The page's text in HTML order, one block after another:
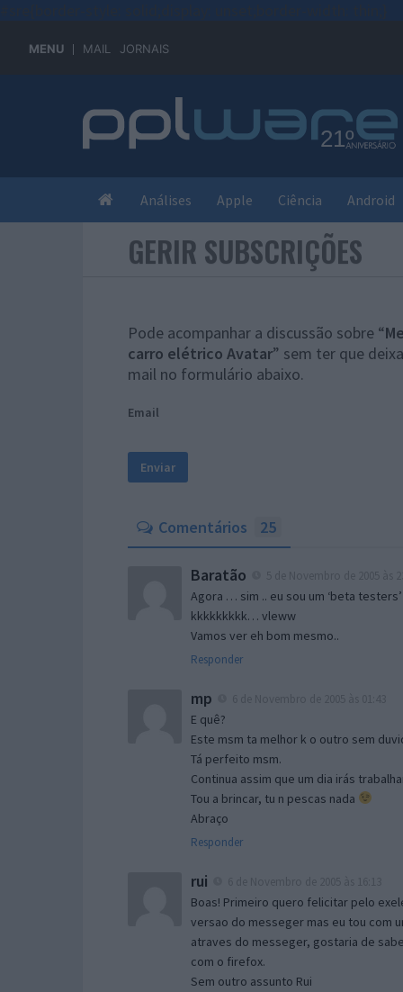
MENU MAIL JORNAIS
Análises Apple Ciência Android
GERIR SUBSCRIÇÕES
Pode acompanhar a discussão sobre “
carro elétrico Avatar” sem ter que
mail no formulário abaixo.
Email
Comentários 25
Baratão
Agora … sim .. eu sou um ‘beta testers’
kkkkkkkkk… vleww
Vamos ver eh bom mesmo..
Responder
mp
E quê?
Este msm ta melhor k o outro sem
Tá perfeito msm.
Continua assim que um dia irás
Tou a brincar, tu n pescas nada
Abraço
Responder
rui
Boas! Primeiro quero felicitar pelo
versao do messeger mas eu tou com
atraves do messeger, gostaria de
com o firefox.
Sem outro assunto Rui